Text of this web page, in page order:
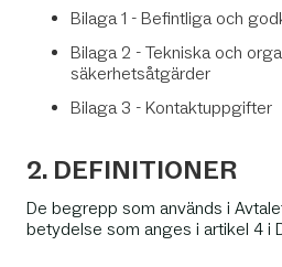
Bilaga 1 - Befintliga och
Bilaga 2 - Tekniska och
säkerhetsåtgärder
Bilaga 3 - Kontaktuppgifter
2. DEFINITIONER
De begrepp som används i
betydelse som anges i artikel 4 i